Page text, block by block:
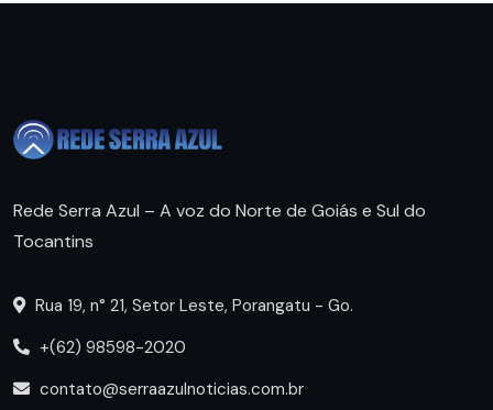
Rede Serra Azul – A voz do Norte de Goiás e Sul do
Tocantins
Rua 19, n° 21, Setor Leste, Porangatu - Go.
+(62) 98598-2020
contato@serraazulnoticias.com.br